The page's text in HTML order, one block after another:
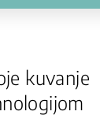
kuvanje